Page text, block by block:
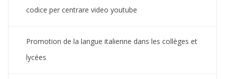
codice per centrare video youtube
Promotion de la langue italienne dans les collèges et
lycées